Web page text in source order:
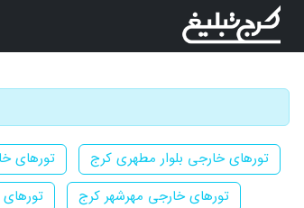
تورهای خارجی بلوار مطهری کرج تورهای
تورهای خارجی مهرشهر کرج